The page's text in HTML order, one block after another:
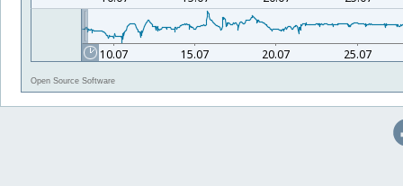
Open Source Software